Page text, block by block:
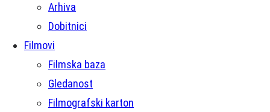
Arhiva
Dobitnici
Filmovi
Filmska baza
Gledanost
Filmografski karton